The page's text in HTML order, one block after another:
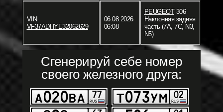
VIN
VF37ADHYE32062629
06.08.2026
06:08
PEUGEOT306
Наклонная задняя
часть (7A, 7C, N3,
N5)
Сгенерируй себе номер
своего железного друга: